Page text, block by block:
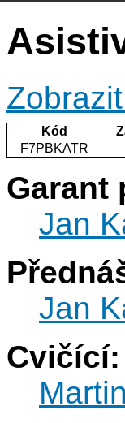
Kód
F7PBKATR
Garant
Jan
Jan
Cvičící: